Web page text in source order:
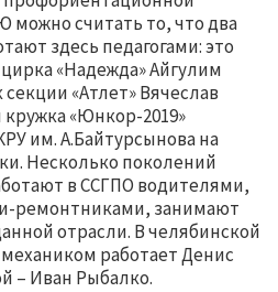
считать то, что два
здесь педагогами: это
«Надежда» Айгулим
«Атлет» Вячеслав
«Юнкор-2019»
им. А.Байтурсынова на
Несколько поколений
в ССГПО водителями,
ремонтниками, занимают
отрасли. В челябинской
работает Денис
– Иван Рыбалко.